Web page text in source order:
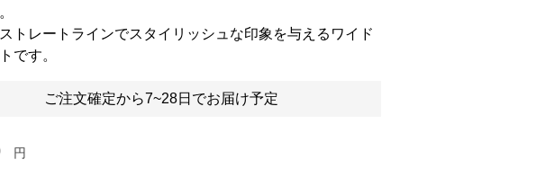
トレートラインでスタイリッシュな印象を与えるワイド
です。
ご注文確定から7~28日でお届け予定
円